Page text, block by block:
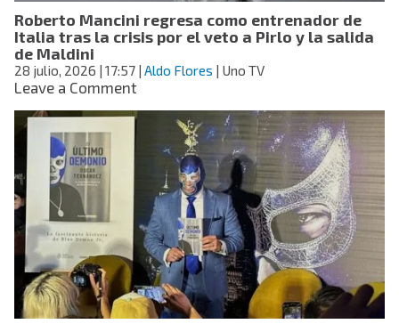
San
Luis
video
Roberto Mancini regresa como entrenador de
Italia tras la crisis por el veto a Pirlo y la salida
de Maldini
28 julio, 2026 | 17:57 Aldo Flores | Uno TV
Leave a Commenton
Mancini
regresa
como
entrenador
Italia
tras
la
crisis
por
el
veto